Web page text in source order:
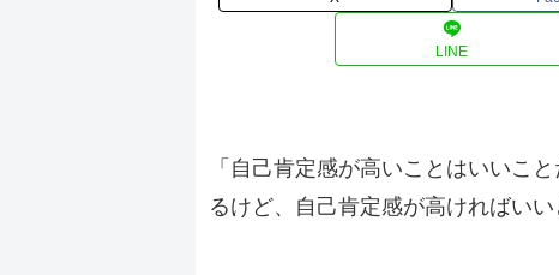
LINE
「自己肯定感が高いことはいいこ
るけど、自己肯定感が高ければい